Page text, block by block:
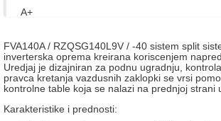
A+
FVA140A / RZQSG140L9V / -40 sistem split
inverterska oprema kreirana koriscenjem
Uredjaj je dizajniran za podnu ugradnju,
pravca kretanja vazdusnih zaklopki se vrsi
kontrolne table koja se nalazi na prednjoj strani
Karakteristike i prednosti: